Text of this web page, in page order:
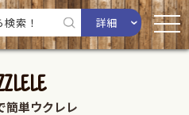
詳細
簡単ウクレレ